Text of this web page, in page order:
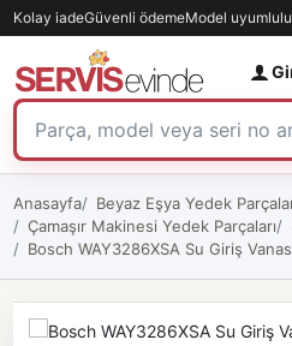
Kolay iadeGüvenli ödemeModel
Anasayfa
Beyaz Eşya Yedek
Çamaşır Makinesi Yedek Parçaları
Bosch WAY3286XSA Su Giriş